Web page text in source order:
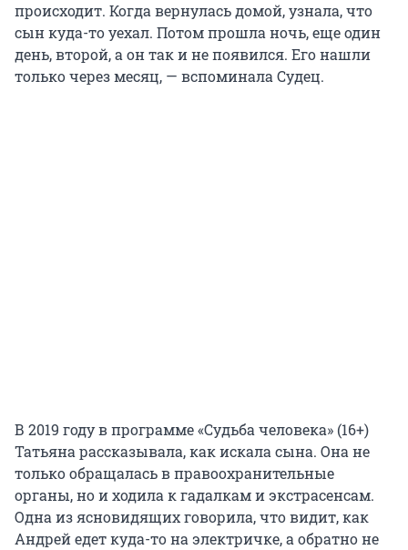
происходит. Когда вернулась домой, узнала, что
сын куда-то уехал. Потом прошла ночь, еще один
день, второй, а он так и не появился. Его нашли
только через месяц, — вспоминала Судец.
В 2019 году в программе «Судьба человека» (16+)
Татьяна рассказывала, как искала сына. Она не
только обращалась в правоохранительные
органы, но и ходила к гадалкам и экстрасенсам.
Одна из ясновидящих говорила, что видит, как
Андрей едет куда-то на электричке, а обратно не